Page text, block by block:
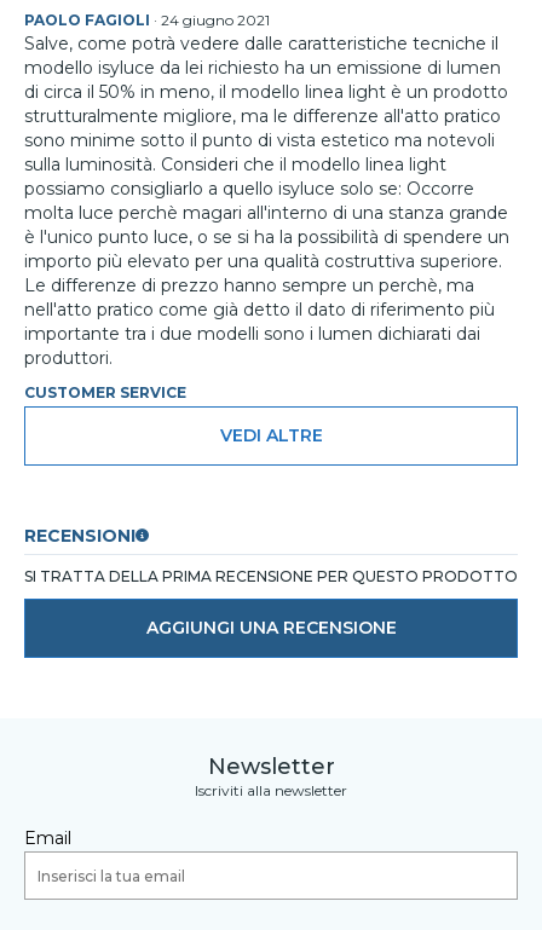
PAOLO FAGIOLI · 24 giugno 2021
Salve, come potrà vedere dalle caratteristiche tecniche il
modello isyluce da lei richiesto ha un emissione di lumen
di circa il 50% in meno, il modello linea light è un prodotto
strutturalmente migliore, ma le differenze all'atto pratico
sono minime sotto il punto di vista estetico ma notevoli
sulla luminosità. Consideri che il modello linea light
possiamo consigliarlo a quello isyluce solo se: Occorre
molta luce perchè magari all'interno di una stanza grande
è l'unico punto luce, o se si ha la possibilità di spendere un
importo più elevato per una qualità costruttiva superiore.
Le differenze di prezzo hanno sempre un perchè, ma
nell'atto pratico come già detto il dato di riferimento più
importante tra i due modelli sono i lumen dichiarati dai
produttori.
CUSTOMER SERVICE
VEDI ALTRE
RECENSIONI
SI TRATTA DELLA PRIMA RECENSIONE PER QUESTO PRODOTTO
AGGIUNGI UNA RECENSIONE
Newsletter
Iscriviti alla newsletter
Email